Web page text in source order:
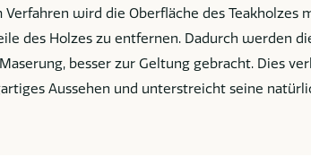
Verfahren wird die Oberfläche des Teakholzes
des Holzes zu entfernen. Dadurch werden
besser zur Geltung gebracht. Dies
Aussehen und unterstreicht seine